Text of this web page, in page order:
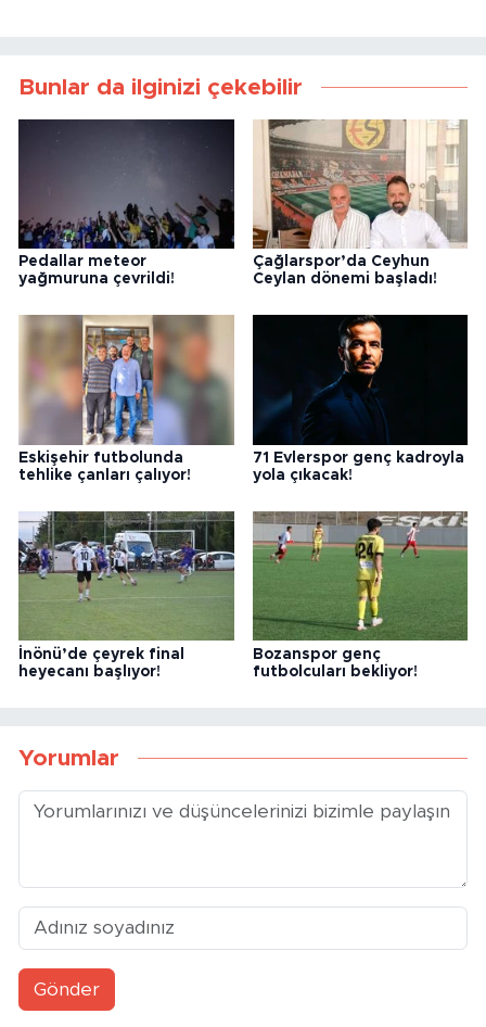
Bunlar da ilginizi çekebilir
Pedallar meteor
yağmuruna çevrildi!
Çağlarspor’da Ceyhun
Ceylan dönemi başladı!
Eskişehir futbolunda
tehlike çanları çalıyor!
71 Evlerspor genç kadroyla
yola çıkacak!
İnönü’de çeyrek final
heyecanı başlıyor!
Bozanspor genç
futbolcuları bekliyor!
Yorumlar
Gönder